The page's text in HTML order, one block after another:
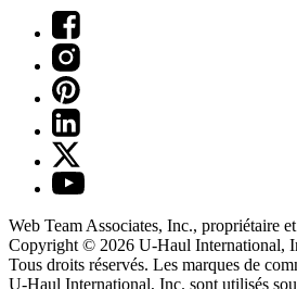
Web Team Associates, Inc., propriétaire
Copyright © 2026 U-Haul International,
Tous droits réservés. Les marques de
U-Haul International, Inc. sont utilisés